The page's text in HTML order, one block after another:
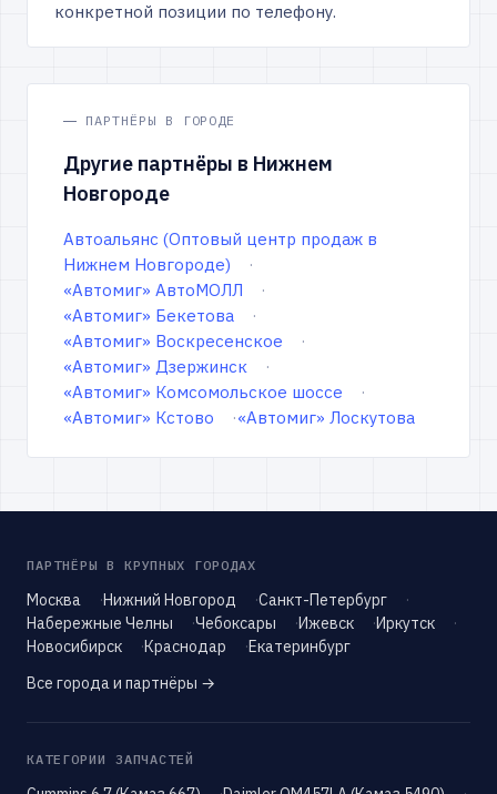
конкретной позиции по телефону.
ПАРТНЁРЫ В ГОРОДЕ
Другие партнёры в Нижнем
Новгороде
Автоальянс (Оптовый центр продаж в
Нижнем Новгороде)
«Автомиг» АвтоМОЛЛ
«Автомиг» Бекетова
«Автомиг» Воскресенское
«Автомиг» Дзержинск
«Автомиг» Комсомольское шоссе
«Автомиг» Кстово
«Автомиг» Лоскутова
ПАРТНЁРЫ В КРУПНЫХ ГОРОДАХ
Москва Нижний Новгород
Санкт-Петербург
Набережные Челны
Чебоксары Ижевск
Иркутск
Новосибирск
Краснодар
Екатеринбург
Все города и партнёры →
КАТЕГОРИИ ЗАПЧАСТЕЙ